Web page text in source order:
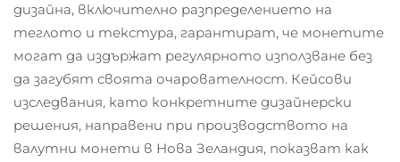
дизайна, включително разпределението на
теглото и текстура, гарантират, че монетите
могат да издържат регулярното използване без
да загубят своята очарователност. Кейсови
изследвания, като конкретните дизайнерски
решения, направени при производството на
валутни монети в Нова Зеландия, показват как